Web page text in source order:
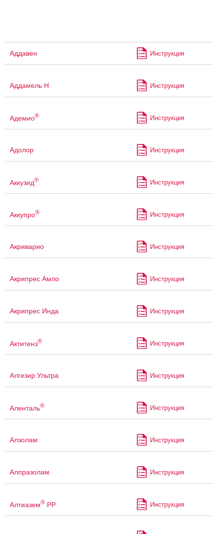
Аддавен Инструкция
Аддамель Н Инструкция
Адемио® Инструкция
Адолор Инструкция
Аккузид® Инструкция
Аккупро® Инструкция
Акриварио Инструкция
Акрипрес Амло Инструкция
Акрипрес Инда Инструкция
Актитенз® Инструкция
Алгезир Ультра Инструкция
Аленталь® Инструкция
Алзолам Инструкция
Алпразолам Инструкция
Алтиазем® РР Инструкция